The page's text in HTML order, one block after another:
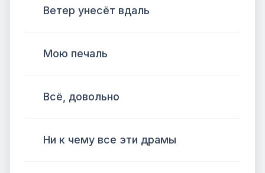
Ветер унесёт вдаль
Мою печаль
Всё, довольно
Ни к чему все эти драмы